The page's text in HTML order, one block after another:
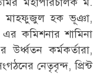
মাহফুজুল হক ভূঞা,
কমিশনার শামিনা
কর্মকর্তারা,
নেতৃবৃন্দ, প্রিন্ট